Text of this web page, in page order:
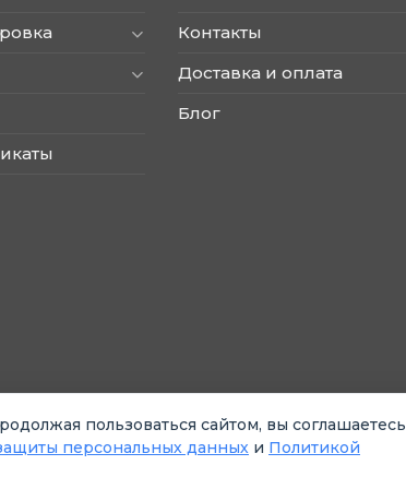
Контакты
Доставка и оплата
Блог
пользоваться сайтом, вы
персональных данных и Политикой